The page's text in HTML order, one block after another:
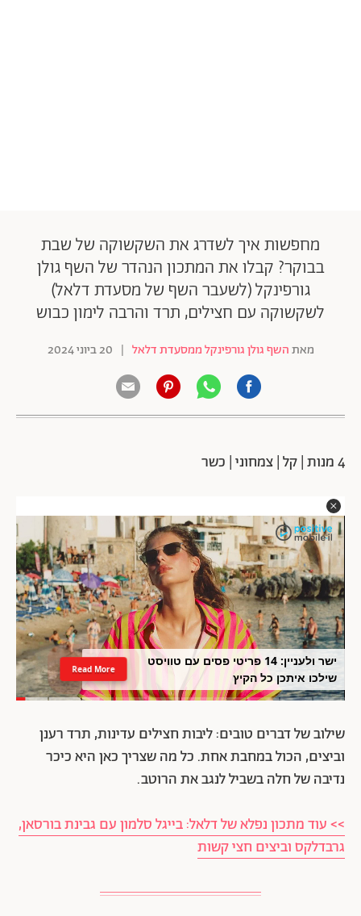
מחפשות איך לשדרג את השקשוקה של שבת
בבוקר? קבלו את המתכון הנהדר של השף גולן
גורפינקל (לשעבר השף של מסעדת דלאל)
לשקשוקה עם חצילים, תרד והרבה לימון כבוש
מאתהשף גולן גורפינקל ממסעדת דלאל | 20 ביוני 2024
4 מנות | קל | צמחוני | כשר
ישר ולעניין: 14 פריטי פסים עם טוויסט
שילכו איתכן כל הקיץ
Read More
שילוב של דברים טובים: ליבות חצילים עדינות, תרד רענן
וביצים, הכול במחבת אחת. כל מה שצריך כאן היא כיכר
נדיבה של חלה בשביל לנגב את הרוטב.
>> עוד מתכון נפלא של דלאל: בייגל סלמון עם גבינת בורסאן,
גרבדלקס וביצים חצי קשות